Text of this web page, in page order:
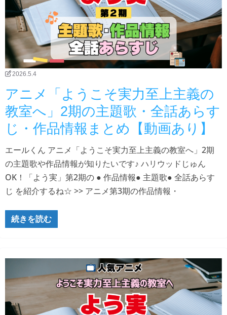
2026.5.4
アニメ「ようこそ実力至上主義の
教室へ」2期の主題歌・全話あらす
じ・作品情報まとめ【動画あり】
エールくん アニメ「ようこそ実力至上主義の教室へ」2期
の主題歌や作品情報が知りたいです♪ ハリウッドじゅん
OK！「よう実」第2期の ● 作品情報● 主題歌● 全話あらす
じ を紹介するね☆ >> アニメ第3期の作品情報・
続きを読む